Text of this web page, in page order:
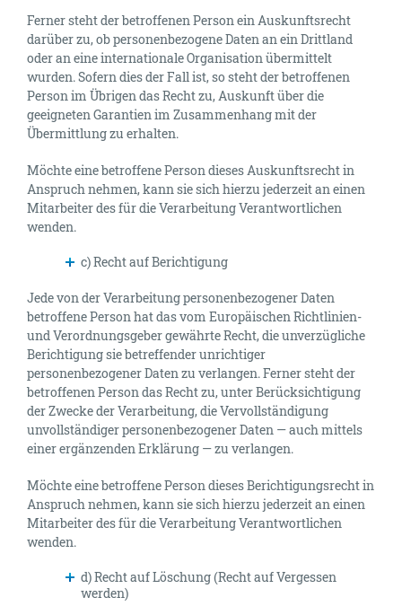
Ferner steht der betroffenen Person ein Auskunftsrecht
darüber zu, ob personenbezogene Daten an ein Drittland
oder an eine internationale Organisation übermittelt
wurden. Sofern dies der Fall ist, so steht der betroffenen
Person im Übrigen das Recht zu, Auskunft über die
geeigneten Garantien im Zusammenhang mit der
Übermittlung zu erhalten.
Möchte eine betroffene Person dieses Auskunftsrecht in
Anspruch nehmen, kann sie sich hierzu jederzeit an einen
Mitarbeiter des für die Verarbeitung Verantwortlichen
wenden.
c) Recht auf Berichtigung
Jede von der Verarbeitung personenbezogener Daten
betroffene Person hat das vom Europäischen Richtlinien-
und Verordnungsgeber gewährte Recht, die unverzügliche
Berichtigung sie betreffender unrichtiger
personenbezogener Daten zu verlangen. Ferner steht der
betroffenen Person das Recht zu, unter Berücksichtigung
der Zwecke der Verarbeitung, die Vervollständigung
unvollständiger personenbezogener Daten — auch mittels
einer ergänzenden Erklärung — zu verlangen.
Möchte eine betroffene Person dieses Berichtigungsrecht in
Anspruch nehmen, kann sie sich hierzu jederzeit an einen
Mitarbeiter des für die Verarbeitung Verantwortlichen
wenden.
d) Recht auf Löschung (Recht auf Vergessen
werden)